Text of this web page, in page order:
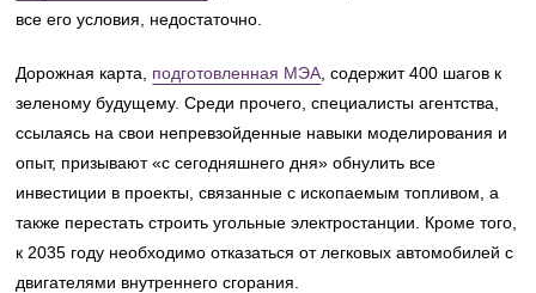
все его условия, недостаточно.
Дорожная карта, подготовленная МЭА , содержит 400 шагов к
зеленому будущему. Среди прочего, специалисты агентства,
ссылаясь на свои непревзойденные навыки моделирования и
опыт, призывают «с сегодняшнего дня» обнулить все
инвестиции в проекты, связанные с ископаемым топливом, а
также перестать строить угольные электростанции. Кроме того,
к 2035 году необходимо отказаться от легковых автомобилей с
двигателями внутреннего сгорания.